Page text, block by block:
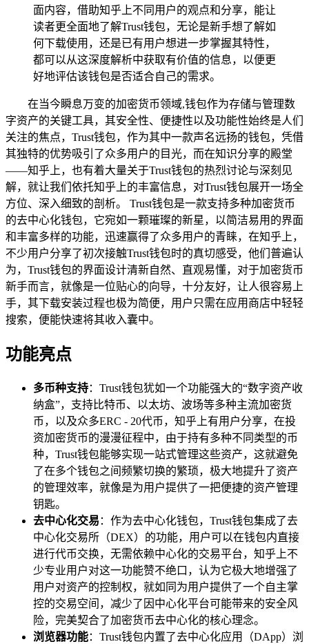
面内容，借助知乎上不同用户的观点和分享，能让
读者更全面地了解Trust钱包，无论是新手想了解如
何下载使用，还是已有用户想进一步掌握其特性，
都可以从这深度解析中获取有价值的信息，以便更
好地评估该钱包是否适合自己的需求。
在当今瞬息万变的加密货币领域,钱包作为存储与管理数
字资产的关键工具，其安全性、便捷性以及功能性始终是人们
关注的焦点，Trust钱包，作为其中一款声名远扬的钱包，凭借
其独特的优势吸引了众多用户的目光，而在知识分享的殿堂
——知乎上，也有着大量关于Trust钱包的热烈讨论与深刻见
解，就让我们依托知乎上的丰富信息，对Trust钱包展开一场全
方位、深入细致的剖析。 Trust钱包是一款支持多种加密货币
的去中心化钱包，它宛如一颗璀璨的新星，以简洁易用的界面
和丰富多样的功能，迅速赢得了众多用户的青睐，在知乎上，
不少用户分享了初次接触Trust钱包时的真切感受，他们普遍认
为，Trust钱包的界面设计清新自然、直观易懂，对于加密货币
新手而言，就像是一位贴心的向导，十分友好，让人很容易上
手，其下载安装过程也极为简便，用户只需在应用商店中轻轻
搜索，便能快速将其收入囊中。
功能亮点
多币种支持：Trust钱包犹如一个功能强大的“数字资产收
纳盒”，支持比特币、以太坊、波场等多种主流加密货
币，以及众多ERC - 20代币，知乎上有用户分享，在投
资加密货币的漫漫征程中，由于持有多种不同类型的币
种，Trust钱包能够实现一站式管理这些资产，这就避免
了在多个钱包之间频繁切换的繁琐，极大地提升了资产
的管理效率，就像是为用户提供了一把便捷的资产管理
钥匙。
去中心化交易 ：作为去中心化钱包，Trust钱包集成了去
中心化交易所（DEX）的功能，用户可以在钱包内直接
进行代币交换，无需依赖中心化的交易平台，知乎上不
少专业用户对这一功能赞不绝口，认为它极大地增强了
用户对资产的控制权，就如同为用户提供了一个自主掌
控的交易空间，减少了因中心化平台可能带来的安全风
险，完美契合了加密货币去中心化的核心理念。
浏览器功能：Trust钱包内置了去中心化应用（DApp）浏